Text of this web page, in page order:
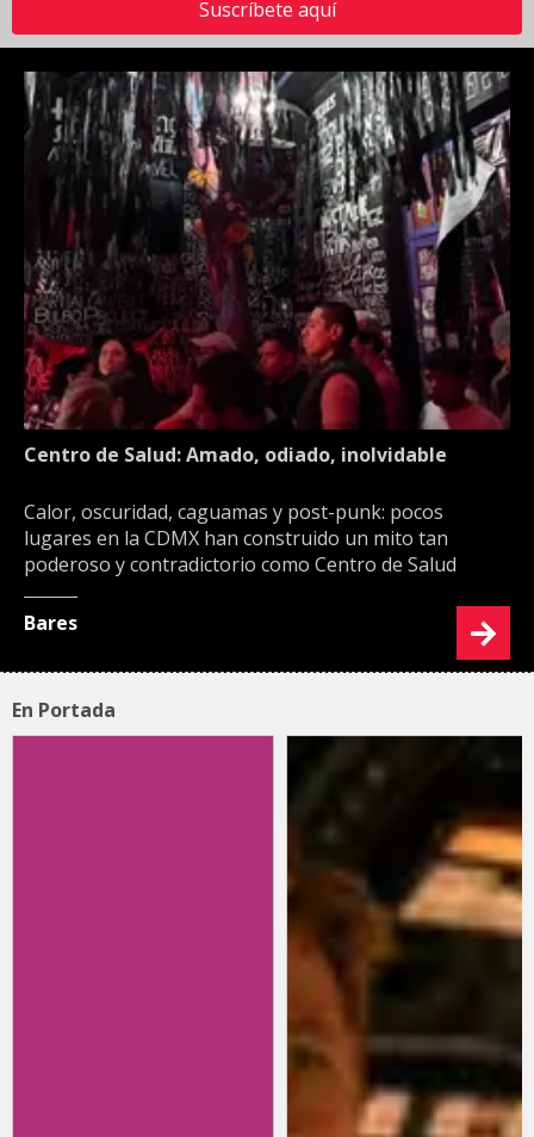
Suscríbete aquí
Centro de Salud: Amado, odiado, inolvidable
Calor, oscuridad, caguamas y post-punk: pocos
lugares en la CDMX han construido un mito tan
poderoso y contradictorio como Centro de Salud
Bares
En Portada